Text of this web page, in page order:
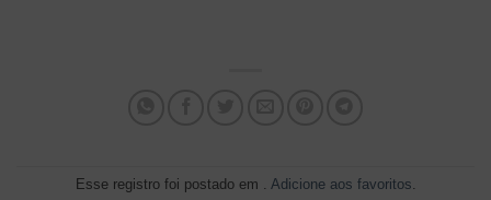
Esse registro foi postado em . Adicione aos favoritos.